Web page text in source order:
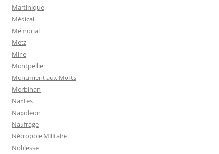
Martinique
Médical
Mémorial
Metz
Mine
Montpellier
Monument aux Morts
Morbihan
Nantes
Napoleon
Naufrage
Nécropole Militaire
Noblesse